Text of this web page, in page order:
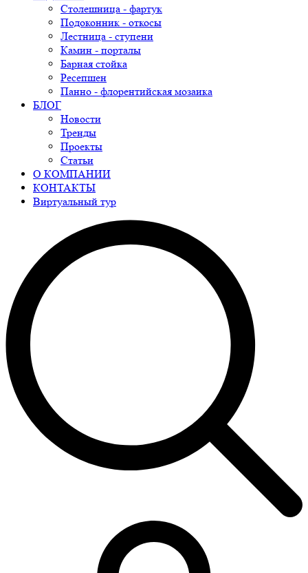
Столешница - фартук
Подоконник - откосы
Лестница - ступени
Камин - порталы
Барная стойка
Ресепшен
Панно - флорентийская мозаика
БЛОГ
Новости
Тренды
Проекты
Статьи
О КОМПАНИИ
КОНТАКТЫ
Виртуальный тур